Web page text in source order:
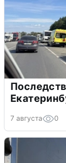
7 августа 0